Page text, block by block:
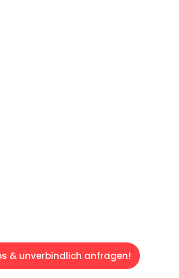
& unverbindlich anfragen!